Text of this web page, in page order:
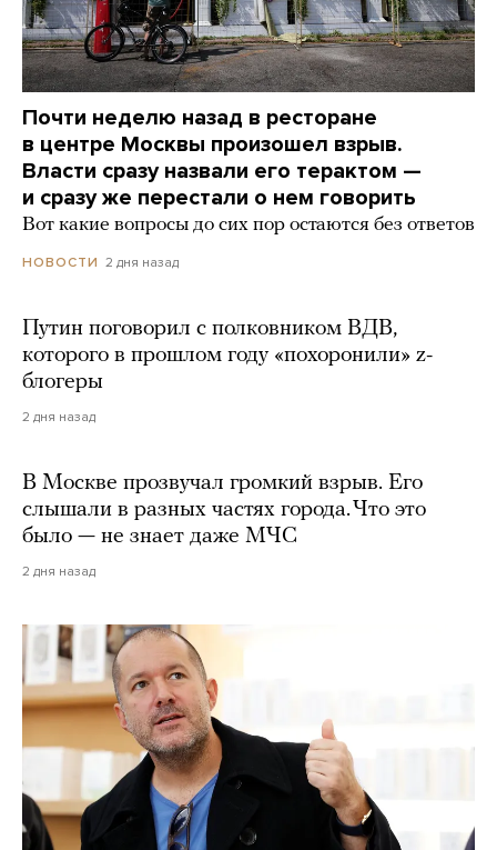
Почти неделю назад в ресторане
в центре Москвы произошел взрыв.
Власти сразу назвали его терактом —
и сразу же перестали о нем говорить
Вот какие вопросы до сих пор остаются без ответов
НОВОСТИ 2 дня назад
Путин поговорил с полковником ВДВ,
которого в прошлом году «похоронили» z-
блогеры
2 дня назад
В Москве прозвучал громкий взрыв. Его
слышали в разных частях города. Что это
было — не знает даже МЧС
2 дня назад